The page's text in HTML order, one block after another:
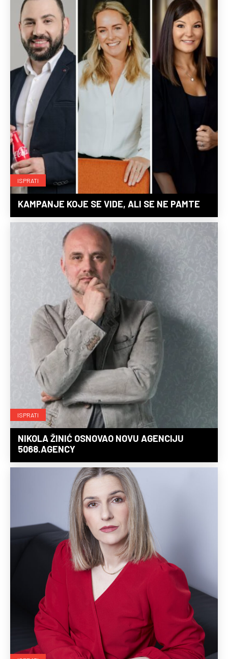
ISPRATI
KAMPANJE KOJE SE VIDE, ALI SE NE PAMTE
ISPRATI
NIKOLA ŽINIĆ OSNOVAO NOVU AGENCIJU
5068.AGENCY